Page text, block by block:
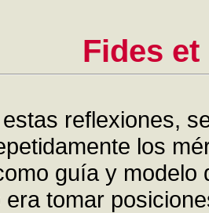
Fides et
reflexiones,
los
guía y
era tomar